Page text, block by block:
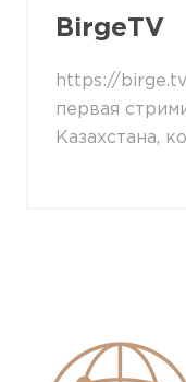
BirgeTV
https://
первая
Казахстана,